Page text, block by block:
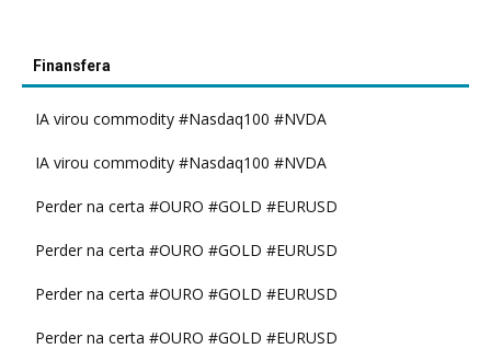
Finansfera
IA virou commodity #Nasdaq100 #NVDA
IA virou commodity #Nasdaq100 #NVDA
Perder na certa #OURO #GOLD #EURUSD
Perder na certa #OURO #GOLD #EURUSD
Perder na certa #OURO #GOLD #EURUSD
Perder na certa #OURO #GOLD #EURUSD